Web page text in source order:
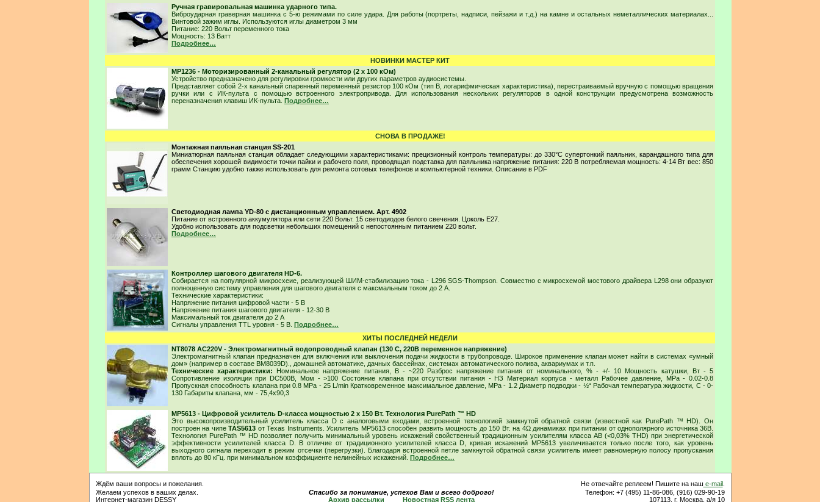
Ручная гравировальная машинка ударного типа.
Виброударная граверная машинка с 5-ю режимами по силе удара. Для работы (портреты, надписи, пейзажи и т.д.) на камне и остальных неметаллических материалах...
Винтовой зажим иглы. Используются иглы диаметром 3 мм
Питание: 220 Вольт переменного тока
Мощность: 13 Ватт
Подробнее…
НОВИНКИ МАСТЕР КИТ
MP1236 - Моторизированный 2-канальный регулятор (2 х 100 кОм)
Устройство предназначено для регулировки громкости или других параметров аудиосистемы.
Представляет собой 2-х канальный спаренный переменный резистор 100 кОм (тип B, логарифмическая характеристика), перестраиваемый вручную с помощью вращения
ручки или с ИК-пульта с помощью встроенного электропривода. Для использования нескольких регуляторов в одной конструкции предусмотрена возможность
переназначения клавиш ИК-пульта. Подробнее…
СНОВА В ПРОДАЖЕ!
Монтажная паяльная станция SS-201
Миниатюрная паяльная станция обладает следующими характеристиками: прецизионный контроль температуры: до 330°C супертонкий паяльник, карандашного типа для
обеспечения хорошей видимости точки пайки и рабочего поля, проводящая подставка для паяльника напряжение питания: 220 В потребляемая мощность: 4-14 Вт вес: 850
грамм Станцию удобно также использовать для ремонта сотовых телефонов и компьютерной техники. Описание в PDF
Светодиодная лампа YD-80 с дистанционным управлением. Арт. 4902
Питание от встроенного аккумулятора или сети 220 Вольт. 15 светодиодов белого свечения. Цоколь Е27.
Удобно использовать для подсветки небольших помещений с непостоянным питанием 220 вольт.
Подробнее…
Контроллер шагового двигателя HD-6.
Собирается на популярной микросхеие, реализующей ШИМ-стабилизацию тока - L296 SGS-Thompson. Совместно с микросхемой мостового драйвера L298 они образуют
полноценную систему управления для шагового двигателя с максмальным током до 2 А.
Технические характеристики:
Напряжение питания цифровой части - 5 В
Напряжение питания шагового двигателя - 12-30 В
Максимальный ток двигателя до 2 А
Сигналы управления TTL уровня - 5 В. Подробнее…
ХИТЫ ПОСЛЕДНЕЙ НЕДЕЛИ
NT8078 AC220V - Электромагнитный водопроводный клапан (130 C, 220В переменное напряжение)
Электромагнитный клапан предназначен для включения или выключения подачи жидкости в трубопроводе. Широкое применение клапан может найти в системах «умный
дом» (например в составе BM8039D)., домашней автоматике, дачных бассейнах, системах автоматического полива, аквариумах и т.п.
Технические характеристики: Номинальное напряжение питания, В - ~220 Разброс напряжение питания от номинального, % - +/- 10 Мощность катушки, Вт - 5
Сопротивление изоляции при DC500В, Мом - >100 Состояние клапана при отсутствии питания - НЗ Материал корпуса - металл Рабочее давление, MPa - 0.02-0.8
Пропускная способность клапана при 0.8 MPa - 25 L/min Кратковременное максимальное давление, MPa - 1.2 Диаметр подводки - ½“ Рабочая температура жидкости, С - 0-
130 Габариты клапана, мм - 75,4х90,3
MP5613 - Цифровой усилитель D-класса мощностью 2 x 150 Вт. Технология PurePath ™ HD
Это высокопроизводительный усилитель класса D с аналоговыми входами, встроенной технологией замкнутой обратной связи (известной как PurePath ™ HD). Он
построен на чипеTAS5613 от Texas Instruments. Усилитель MP5613 способен развить мощность до 150 Вт. на 4Ω динамиках при питании от однополярного источника 36В.
Технология PurePath ™ HD позволяет получить минимальный уровень искажений свойственный традиционным усилителям класса AB (<0,03% THD) при энергетической
эффективности усилителей класса D. В отличие от традиционного усилителей класса D, кривая искажений MP5613 увеличивается только после того, как уровень
выходного сигнала переходит в режим отсечки (перегрузки). Благодаря встроенной петле замкнутой обратной связи усилитель имеет равномерную полосу пропускания
вплоть до 80 кГц. при минимальном коэффициенте нелинейных искажений. Подробнее…
Ждём ваши вопросы и пожелания. Не отвечайте реплеем! Пишите на наш e-mail.
Желаем успехов в ваших делах.
Спасибо за понимание, успехов Вам и всего доброго!
Телефон: +7 (495) 11-86-086, (916) 029-90-19
Интернет-магазин DESSY
Архив рассылки Новостная RSS лента 107113, г. Москва, а/я 10